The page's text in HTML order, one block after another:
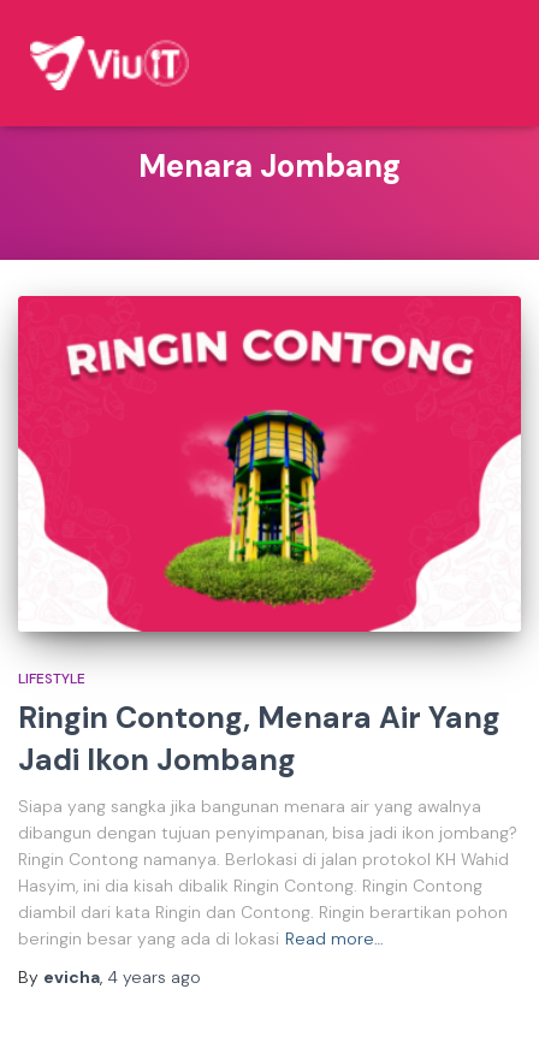
Menara Jombang
LIFESTYLE
Ringin Contong, Menara Air Yang
Jadi Ikon Jombang
Siapa yang sangka jika bangunan menara air yang awalnya
dibangun dengan tujuan penyimpanan, bisa jadi ikon jombang?
Ringin Contong namanya. Berlokasi di jalan protokol KH Wahid
Hasyim, ini dia kisah dibalik Ringin Contong. Ringin Contong
diambil dari kata Ringin dan Contong. Ringin berartikan pohon
beringin besar yang ada di lokasi Read more…
By evicha, 4 years ago